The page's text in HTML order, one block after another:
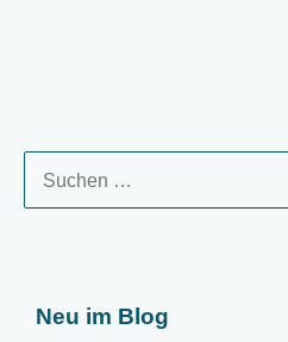
u
Neu im Blog